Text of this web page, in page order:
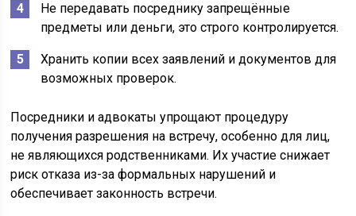
Не передавать посреднику запрещённые
предметы или деньги, это строго контролируется.
Хранить копии всех заявлений и документов для
возможных проверок.
Посредники и адвокаты упрощают процедуру
получения разрешения на встречу, особенно для лиц,
не являющихся родственниками. Их участие снижает
риск отказа из-за формальных нарушений и
обеспечивает законность встречи.